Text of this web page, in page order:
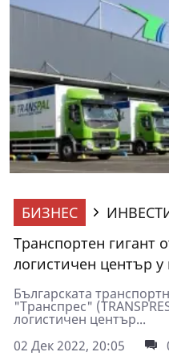
БИЗНЕС
Транспортен гигант
логистичен център у
Българската
"Транспрес"
логистичен център...
02 Дек 2022, 20:05